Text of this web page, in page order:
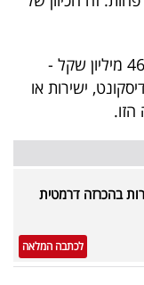
של 465 מיליון שקל -
ישירות או
הזו.
בהכרזה דרמטית
לכתבה המלאה